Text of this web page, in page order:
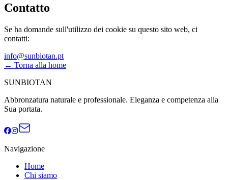
Contatto
Se ha domande sull'utilizzo dei cookie su questo sito web, ci
contatti:
info@sunbiotan.pt
← Torna alla home
SUNBIOTAN
Abbronzatura naturale e professionale. Eleganza e competenza alla
Sua portata.
Navigazione
Home
Chi siamo